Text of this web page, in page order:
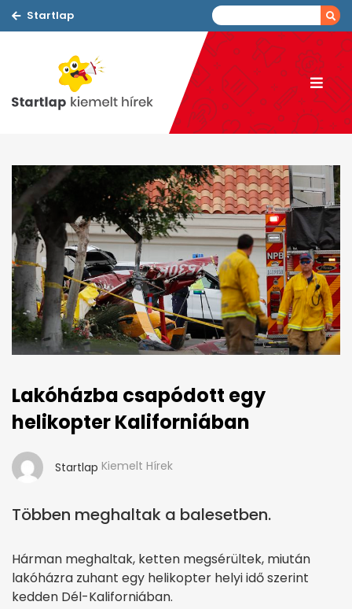
Startlap
Lakóházba csapódott egy
helikopter Kaliforniában
Startlap Kiemelt Hírek
Többen meghaltak a balesetben.
Hárman meghaltak, ketten megsérültek, miután
lakóházra zuhant egy helikopter helyi idő szerint
kedden Dél-Kaliforniában.